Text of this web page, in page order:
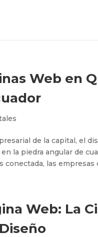
Web en
de la capital, el
la piedra angular de
conectada, las
Web: La